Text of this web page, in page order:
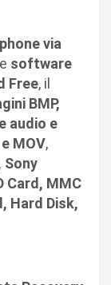
via
software
Free, il
BMP,
audio e
MOV,
Sony
Card, MMC
Hard Disk,